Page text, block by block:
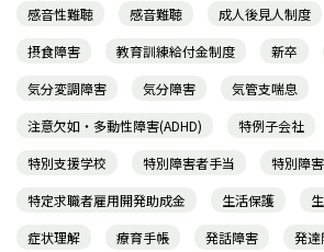
感音性難聴
感音難聴 成人後見人制度
摂食障害
教育訓練給付金制度 新卒
気分変調障害
気分障害
気管支喘息
注意欠如・多動性障害(ADHD)
特例子会社
特別支援学校
特別障害者手当
特別障
特定求職者雇用開発助成金
生活保護
症状理解
療育手帳 発話障害
発達